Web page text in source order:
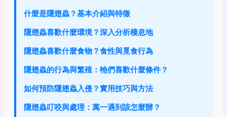
什麼是隱翅蟲？基本介紹與特徵
隱翅蟲喜歡什麼環境？深入分析棲息地
隱翅蟲喜歡什麼食物？食性與覓食行為
隱翅蟲的行為與繁殖：牠們喜歡什麼條件？
如何預防隱翅蟲入侵？實用技巧與方法
隱翅蟲叮咬與處理：萬一遇到該怎麼辦？